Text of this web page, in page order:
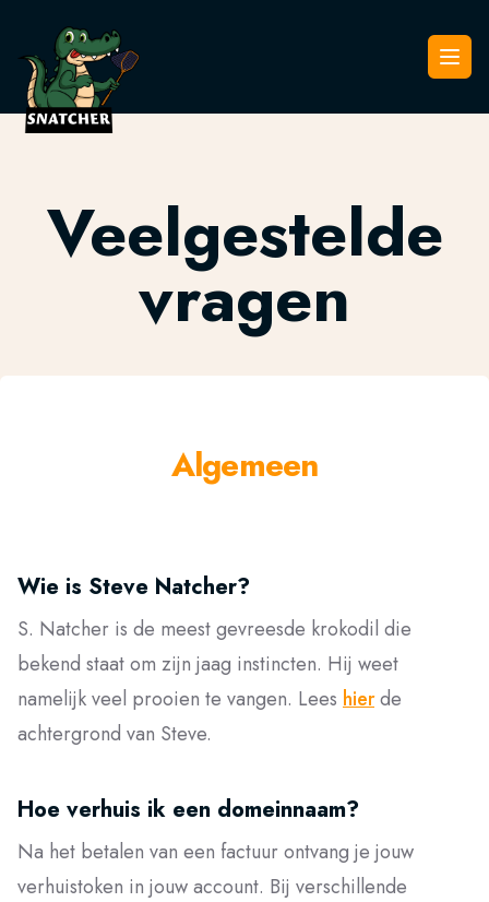
Snatcher
Veelgestelde
vragen
Algemeen
Wie is Steve Natcher?
S. Natcher is de meest gevreesde krokodil die
bekend staat om zijn jaag instincten. Hij weet
namelijk veel prooien te vangen. Lees hierde
achtergrond van Steve.
Hoe verhuis ik een domeinnaam?
Na het betalen van een factuur ontvang je jouw
verhuistoken in jouw account. Bij verschillende